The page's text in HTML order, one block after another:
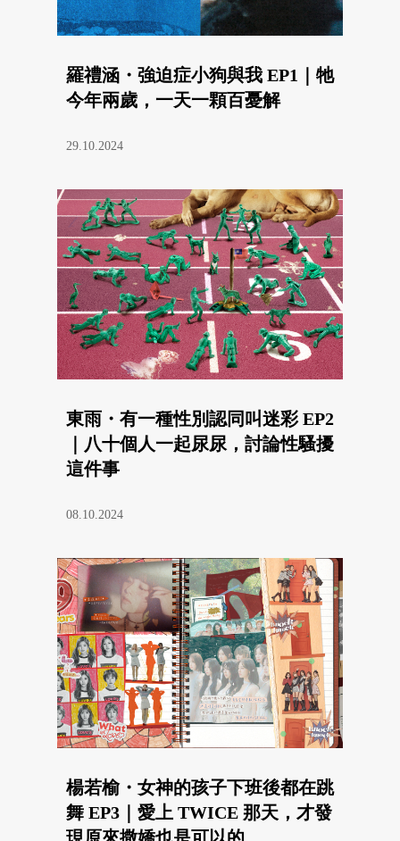
羅禮涵・強迫症小狗與我 EP1｜牠
今年兩歲，一天一顆百憂解
29.10.2024
東雨・有一種性別認同叫迷彩 EP2
｜八十個人一起尿尿，討論性騷擾
這件事
08.10.2024
楊若榆・女神的孩子下班後都在跳
舞 EP3｜愛上 TWICE 那天，才發